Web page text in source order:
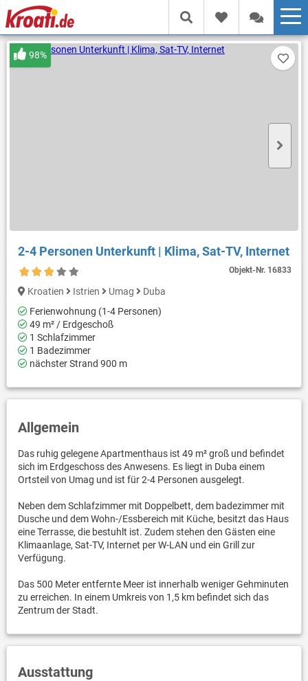
2-4 Personen Unterkunft | Klima, Sat-TV, Internet
Objekt-Nr. 16833
98%
Kroatien Istrien Umag
Duba
Ferienwohnung (1-4 Personen)
49 m² / Erdgeschoß
1 Schlafzimmer
1 Badezimmer
nächster Strand 900 m
Allgemein
Das ruhig gelegene Apartmenthaus ist 49 m² groß und befindet
sich im Erdgeschoss des Anwesens. Es liegt in Duba einem
Ortsteil von Umag und ist für 2-4 Personen ausgelegt.
Neben dem Schlafzimmer mit Doppelbett, dem badezimmer mit
Dusche und dem Wohn-/Essbereich mit Küche, besitzt das Haus
eine Terrasse, die bestuhlt ist. Zudem stehen den Gästen eine
Klimaanlage, Sat-TV, Internet per W-LAN und ein Grill zur
Verfügung.
Das 500 Meter entfernte Meer ist innerhalb weniger Gehminuten
zu erreichen. In einem Umkreis von 1,5 km befindet sich das
Zentrum der Stadt.
Ausstattung